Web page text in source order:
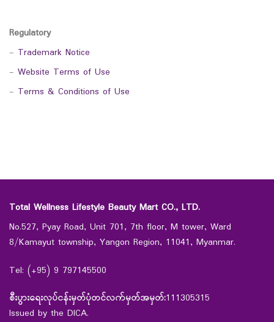
Regulatory
- Trademark Notice
- Website Terms of Use
- Terms & Conditions of Use
Total Wellness Lifestyle Beauty Mart CO., LTD.
No.527, Pyay Road, Unit 701, 7th floor, M tower, Ward
8/Kamayut township, Yangon Region, 11041, Myanmar.
Tel: (+95) 9 797145500
စီးပွားရေးလုပ်ငန်းမှတ်ပုံတင်လက်မှတ်အမှတ်:111305315
Issued by the DICA.